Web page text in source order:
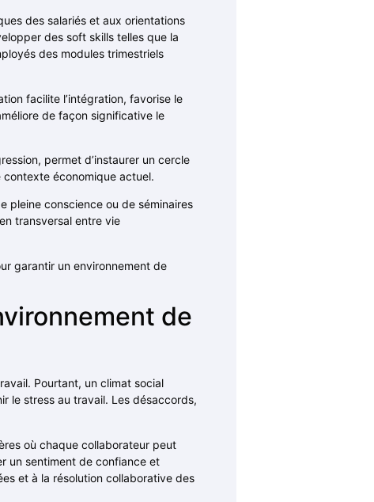
des salariés et aux orientations
des soft skills telles que la
des modules trimestriels
facilite l’intégration, favorise le
de façon significative le
permet d’instaurer un cercle
économique actuel.
pleine conscience ou de séminaires
transversal entre vie
garantir un environnement de
de
Pourtant, un climat social
le stress au travail. Les désaccords,
où chaque collaborateur peut
un sentiment de confiance et
et à la résolution collaborative des